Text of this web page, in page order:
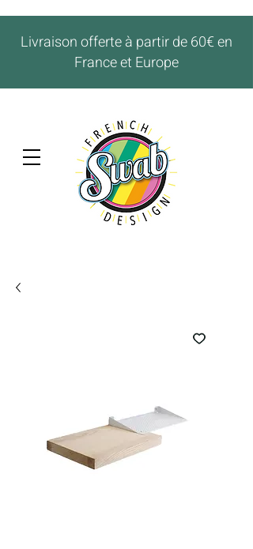
Livraison offerte à partir de 60€ en
France et Europe